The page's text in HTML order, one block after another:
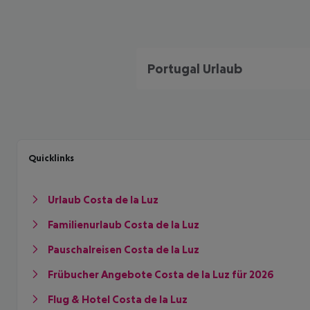
Portugal Urlaub
Quicklinks
Urlaub Costa de la Luz
Familienurlaub Costa de la Luz
Pauschalreisen Costa de la Luz
Frübucher Angebote Costa de la Luz für 2026
Flug & Hotel Costa de la Luz